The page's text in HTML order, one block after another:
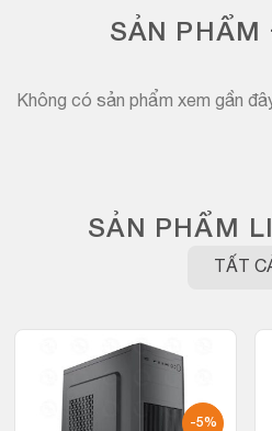
SẢN PHẨM
Không có sản phẩm xem gần
SẢN PHẨM
TẤT
-5%